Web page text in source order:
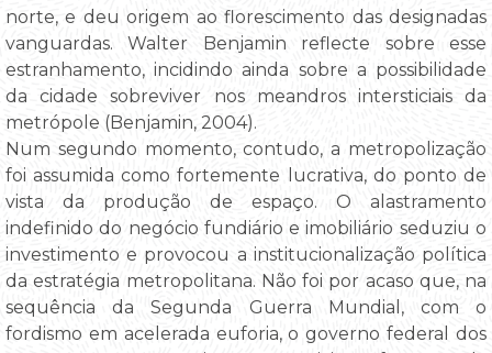
norte, e deu origem ao florescimento das designadas
vanguardas. Walter Benjamin reflecte sobre esse
estranhamento, incidindo ainda sobre a possibilidade
da cidade sobreviver nos meandros intersticiais da
metrópole (Benjamin, 2004).
Num segundo momento, contudo, a metropolização
foi assumida como fortemente lucrativa, do ponto de
vista da produção de espaço. O alastramento
indefinido do negócio fundiário e imobiliário seduziu o
investimento e provocou a institucionalização política
da estratégia metropolitana. Não foi por acaso que, na
sequência da Segunda Guerra Mundial, com o
fordismo em acelerada euforia, o governo federal dos